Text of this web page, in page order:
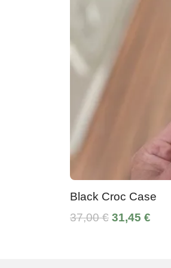
Black Croc Case
37,00 € 31,45 €